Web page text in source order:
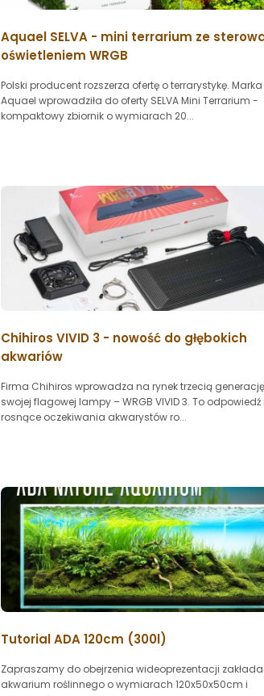
Aquael SELVA - mini terrarium ze
oświetleniem WRGB
Polski producent rozszerza ofertę o terrarystykę. Marka
Aquael wprowadziła do oferty SELVA Mini Terrarium -
kompaktowy zbiornik o wymiarach 20...
Chihiros VIVID 3 - nowość do głębokich
akwariów
Firma Chihiros wprowadza na rynek trzecią generację
swojej flagowej lampy – WRGB VIVID 3. To odpowiedź
rosnące oczekiwania akwarystów ro...
Tutorial ADA 120cm (300l)
Zapraszamy do obejrzenia wideoprezentacji
akwarium roślinnego o wymiarach 120x50x50cm i